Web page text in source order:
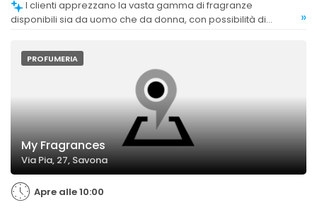
disponibili sia da uomo che da donna, con possibilità di
»
PROFUMERIA
My Fragrances
Via Pia, 27, Savona
Apre alle 10:00